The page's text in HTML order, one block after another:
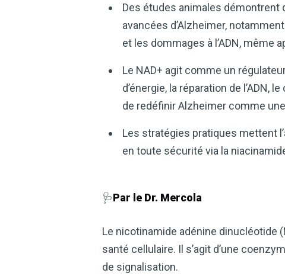
Des études animales démontrent
avancées d’Alzheimer,
et les dommages à l’ADN, même
Le NAD+ agit comme un
d’énergie, la réparation de
de redéfinir Alzheimer comme
Les stratégies pratiques mettent
en toute sécurité via la
🩺Par le Dr. Mercola
Le nicotinamide adénine dinucléotide
santé cellulaire. Il s’agit d’une
de signalisation.